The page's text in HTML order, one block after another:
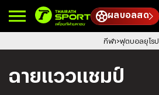
ผลบอลสด
กีฬา ฟุตบอลยุโรป
ฉายแววแชมป์